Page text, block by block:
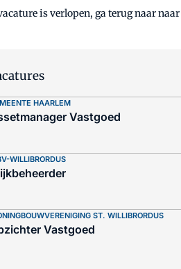
is verlopen, ga terug naar naar
HAARLEM
Vastgoed
WILLIBRORDUS
ST. WILLIBRORDUS
Vastgoed